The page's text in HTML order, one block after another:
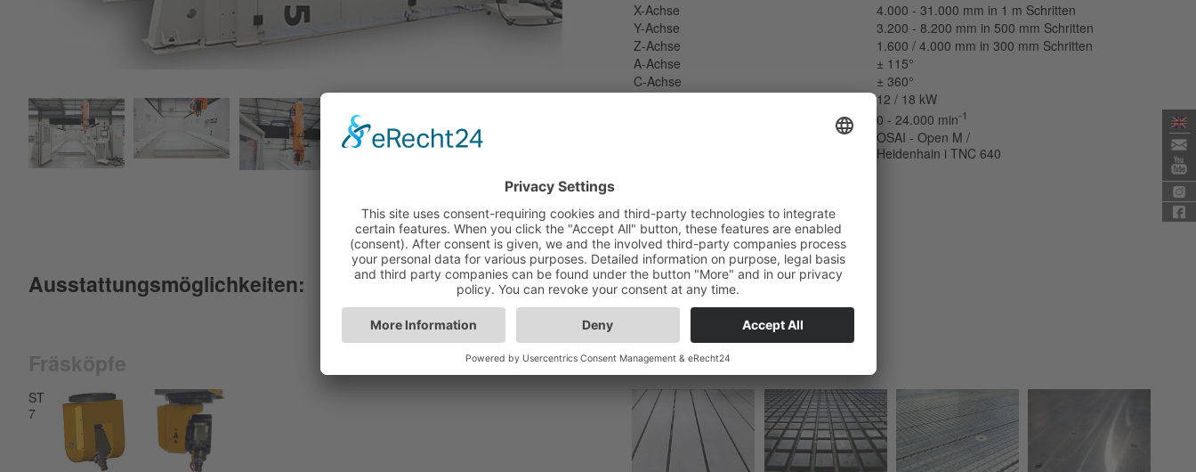
X-Achse
4.000 - 31.000 mm in 1 m Schritten
Y-Achse
3.200 - 8.200 mm in 500 mm Schritten
Z-Achse
1.600 / 4.000 mm in 300 mm Schritten
A-Achse
± 115°
C-Achse
± 360°
12 / 18 kW
0 - 24.000 min-1
OSAI - Open M /
Heidenhain i TNC 640
Ausstattungsmöglichkeiten:
ST
7
Tische